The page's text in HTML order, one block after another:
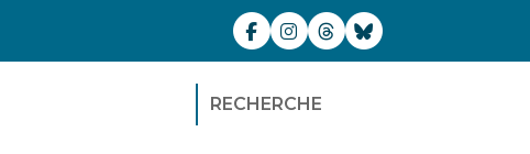
RECHERCHE